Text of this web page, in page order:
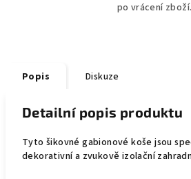
po vrácení zboží.
Popis Diskuze
Detailní popis produktu
Tyto šikovné gabionové koše jsou
dekorativní a zvukově izolační